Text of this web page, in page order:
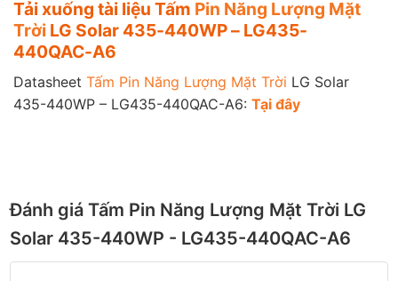
Tải xuống tài liệu Tấm Pin Năng Lượng Mặt
Trời LG Solar 435-440WP – LG435-
440QAC-A6
Datasheet Tấm Pin Năng Lượng Mặt Trời LG Solar
435-440WP – LG435-440QAC-A6: Tại đây
Đánh giá Tấm Pin Năng Lượng Mặt Trời LG
Solar 435-440WP - LG435-440QAC-A6